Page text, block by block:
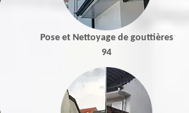
Pose et Nettoyage de gouttières
94